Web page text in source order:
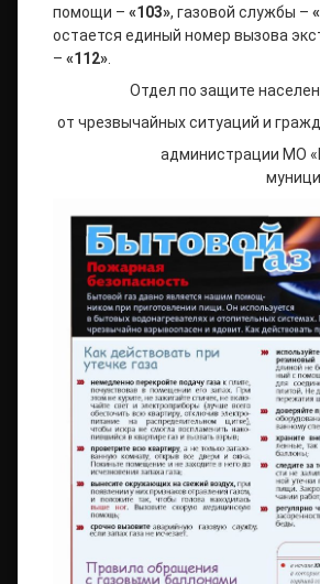
помощи – «103», газовой службы –
остается единый номер вызова
– «112».
Отдел по защите
от чрезвычайных ситуаций и
администрации МО